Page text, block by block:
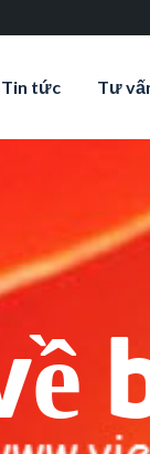
Tin tức Tư